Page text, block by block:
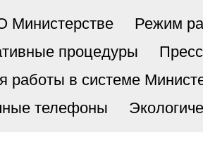
Министерстве
Режим
процедуры
работы в системе
телефоны